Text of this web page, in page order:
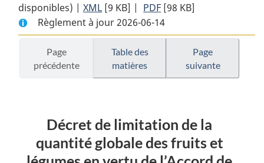
complet
:
Décret
de
limitation
de
globale
des
fruits
disponibles) |XML Texte
complet
:
Décret
de
limitation
quantité
globale
[9 KB] | PDF Texte
complet
:
limitation
quantité
globale
des
[98 KB]
Règlement à jour 2026-06-14
Page
précédente
Table des
matières
Page
suivante
Décret de limitation de la
quantité globale des fruits et